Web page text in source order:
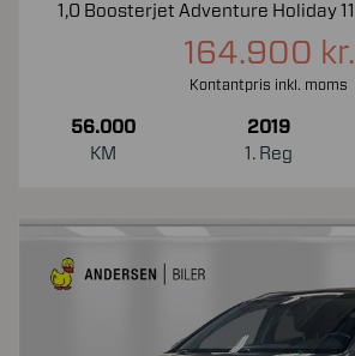
1,0 Boosterjet Adventure Holiday
164.900 kr.
Kontantpris inkl. moms
56.000
KM
2019
1. Reg